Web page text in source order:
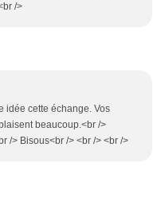
/>
idée cette échange. Vos
beaucoup.<br />
/> Bisous<br /> <br /> <br />